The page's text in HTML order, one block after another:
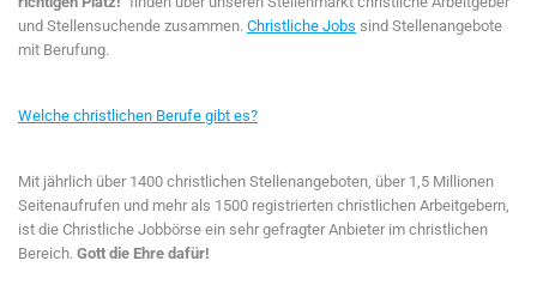
und Stellensuchende zusammen. Christliche Jobs sind Stellenangebote
mit Berufung.
Welche christlichen Berufe gibt es?
Mit jährlich über 1400 christlichen Stellenangeboten, über 1,5 Millionen
Seitenaufrufen und mehr als 1500 registrierten christlichen Arbeitgebern,
ist die Christliche Jobbörse ein sehr gefragter Anbieter im christlichen
Bereich. Gott die Ehre dafür!